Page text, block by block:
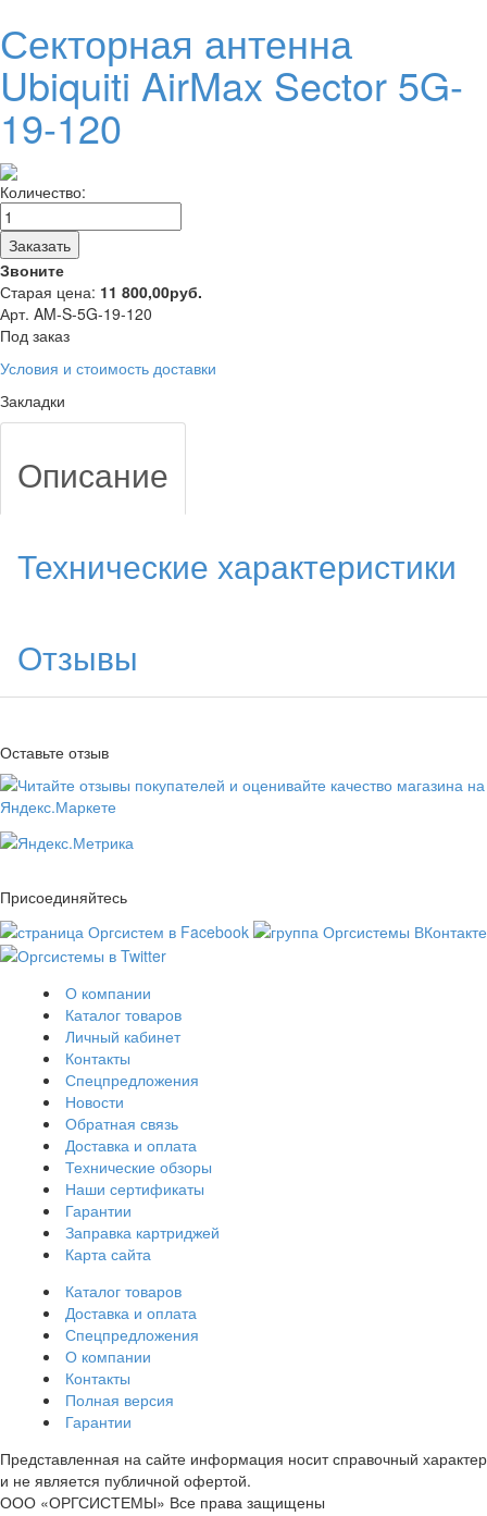
Секторная антенна
Ubiquiti AirMax Sector 5G-
19-120
Количество:
Заказать
Звоните
Старая цена: 11 800,00руб.
Арт. AM-S-5G-19-120
Под заказ
Условия и стоимость доставки
Закладки
Описание
Технические характеристики
Отзывы
Оставьте отзыв
Присоединяйтесь
О компании
Каталог товаров
Личный кабинет
Контакты
Спецпредложения
Новости
Обратная связь
Доставка и оплата
Технические обзоры
Наши сертификаты
Гарантии
Заправка картриджей
Карта сайта
Каталог товаров
Доставка и оплата
Спецпредложения
О компании
Контакты
Полная версия
Гарантии
Представленная на сайте информация носит справочный характер
и не является публичной офертой.
ООО «ОРГСИСТЕМЫ» Все права защищены